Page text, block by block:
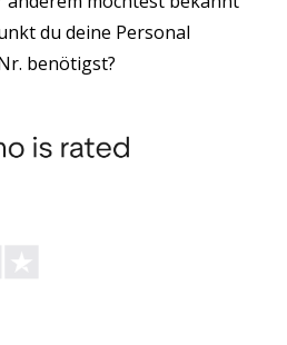
du deine Personal
benötigst?